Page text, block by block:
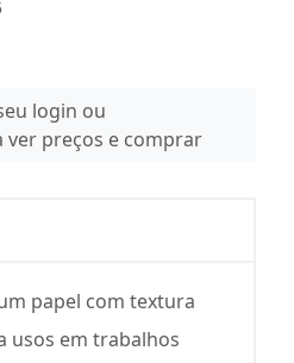
login ou
ver preços e comprar
papel com textura
usos em trabalhos